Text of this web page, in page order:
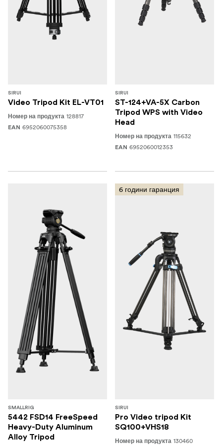
SIRUI
Video Tripod Kit EL-VT01
Номер на продукта 128817
EAN 6952060075358
SIRUI
ST-124+VA-5X Carbon
Tripod WPS with Video
Head
Номер на продукта 115632
EAN 6952060012353
SMALLRIG
5442 FSD14 FreeSpeed
Heavy-Duty Aluminum
Alloy Tripod
6 години гаранция
SIRUI
Pro Video tripod Kit
SQ100+VHS18
Номер на продукта 130460